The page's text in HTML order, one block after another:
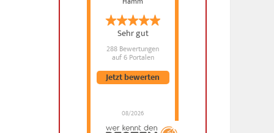
Sehr gut
288 Bewertungen
auf 6 Portalen
08/2026
Jetzt bewerten